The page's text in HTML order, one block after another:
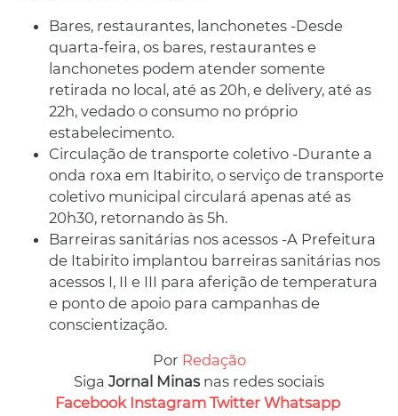
Bares, restaurantes, lanchonetes -Desde
quarta-feira, os bares, restaurantes e
lanchonetes podem atender somente
retirada no local, até as 20h, e delivery, até as
22h, vedado o consumo no próprio
estabelecimento.
Circulação de transporte coletivo -Durante a
onda roxa em Itabirito, o serviço de transporte
coletivo municipal circulará apenas até as
20h30, retornando às 5h.
Barreiras sanitárias nos acessos -A Prefeitura
de Itabirito implantou barreiras sanitárias nos
acessos I, II e III para aferição de temperatura
e ponto de apoio para campanhas de
conscientização.
Por Redação
Siga Jornal Minasnas redes sociais
Facebook Instagram Twitter Whatsapp